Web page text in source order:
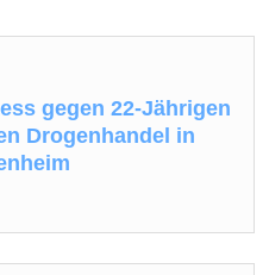
gegen 22-Jährigen
Drogenhandel in